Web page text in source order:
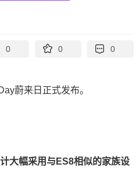
0 0 0
蔚来日正式发布。
大幅采用与ES8相似的家族设